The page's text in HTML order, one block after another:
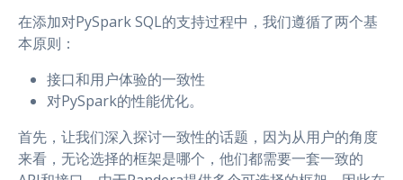
在添加对PySpark SQL的支持过程中，我们遵循了两个基
本原则：
接口和用户体验的一致性
对PySpark的性能优化。
首先，让我们深入探讨一致性的话题，因为从用户的角度
来看，无论选择的框架是哪个，他们都需要一套一致的